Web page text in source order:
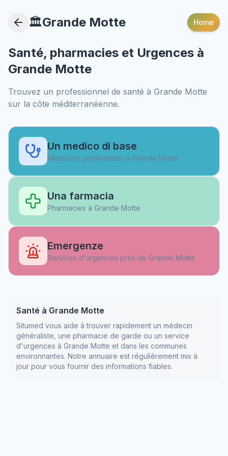
🏛️Grande Motte Home
Santé, pharmacies et Urgences à
Grande Motte
Trouvez un professionnel de santé à Grande Motte
sur la côte méditerranéenne.
Un medico di base
Médecins généralistes à Grande Motte
Una farmacia
Pharmacies à Grande Motte
Emergenze
Services d'urgences près de Grande Motte
Santé à Grande Motte
Situmed vous aide à trouver rapidement un médecin
généraliste, une pharmacie de garde ou un service
d'urgences à Grande Motte et dans les communes
environnantes. Notre annuaire est régulièrement mis à
jour pour vous fournir des informations fiables.